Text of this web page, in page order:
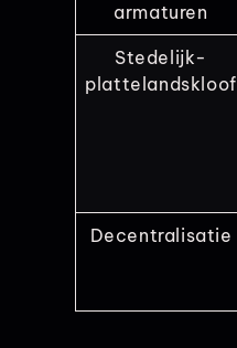
armaturen
Stedelijk-
plattelandskloof
Decentralisatie